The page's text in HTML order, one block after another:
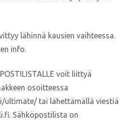
lähinnä kausien vaihteessa.
info.
voit liittyä
osoitteessa
ultimate/ tai lähettämällä viestiä
Sähköpostilista on